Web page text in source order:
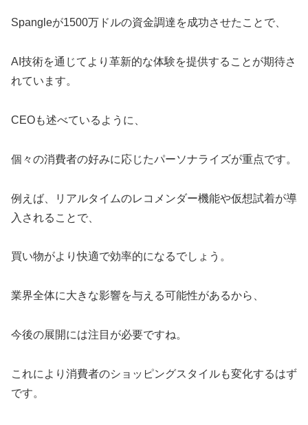
Spangleが1500万ドルの資金調達を成功させたことで、
AI技術を通じてより革新的な体験を提供することが期待さ
れています。
CEOも述べているように、
個々の消費者の好みに応じたパーソナライズが重点です。
例えば、リアルタイムのレコメンダー機能や仮想試着が導
入されることで、
買い物がより快適で効率的になるでしょう。
業界全体に大きな影響を与える可能性があるから、
今後の展開には注目が必要ですね。
これにより消費者のショッピングスタイルも変化するはず
です。